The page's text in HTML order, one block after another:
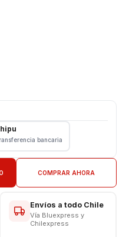
EN TIENDA
bancaria
COMPRAR AHORA
Envíos a todo Chile
Vía Bluexpress y
Chilexpress